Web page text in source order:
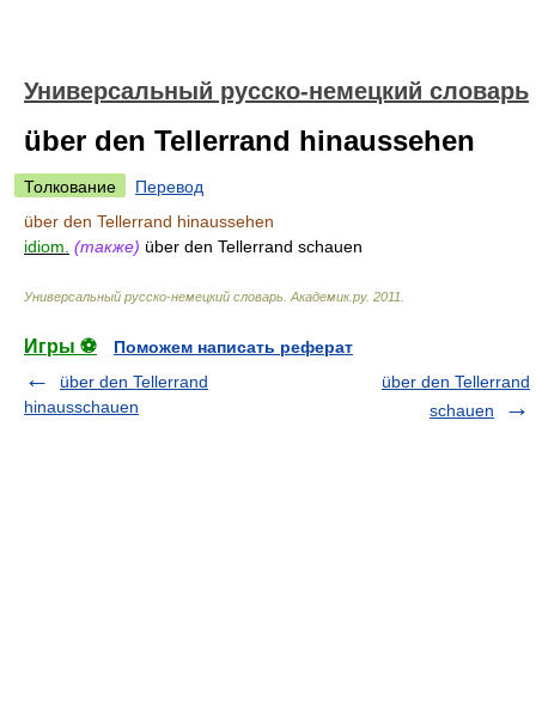
Универсальный русско-немецкий словарь
über den Tellerrand hinaussehen
Толкование
Перевод
über den Tellerrand hinaussehen
idiom. (также) über den Tellerrand schauen
Универсальный русско-немецкий словарь Академик.ру. 2011
Игры ⚽
Поможем написать реферат
über den Tellerrand
hinausschauen
über den Tellerrand
schauen